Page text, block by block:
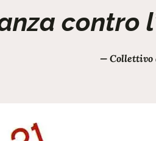
contro
— Collettivo